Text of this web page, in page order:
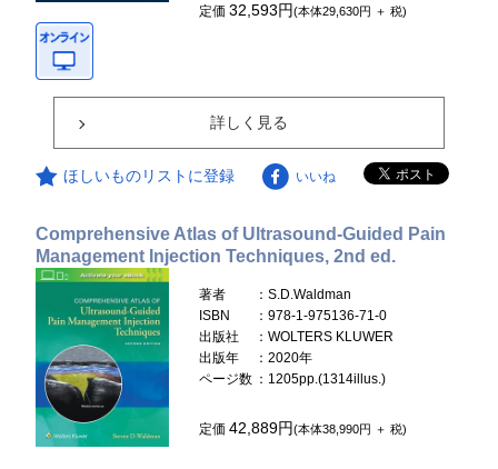
定価32,593円(本体29,630円 ＋ 税)
詳しく見る
ほしいものリストに登録 いいね
Comprehensive Atlas of Ultrasound-Guided Pain
Management Injection Techniques, 2nd ed.
著者
：S.D.Waldman
ISBN
：978-1-975136-71-0
出版社
：WOLTERS KLUWER
出版年
：2020年
ページ数 ：1205pp.(1314illus.)
定価42,889円(本体38,990円 ＋ 税)